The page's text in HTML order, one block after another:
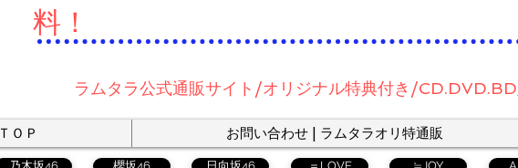
料！
ラムタラ公式通販サイト/オリジナル特典付き/
ＴＯＰ お問い合わせ | ラムタラオリ特通販